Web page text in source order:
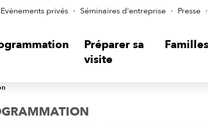
Evènements privés Séminaires d'entreprise Presse
Préparer sa
visite
Familles